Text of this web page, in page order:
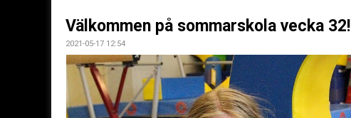
Välkommen på sommarskola vecka 32!
2021-05-17 12:54